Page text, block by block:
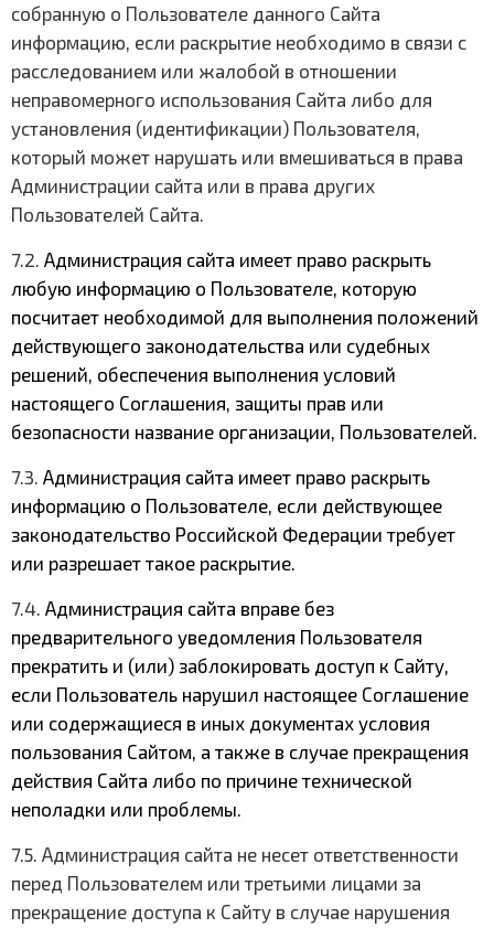
собранную о Пользователе данного Сайта
информацию, если раскрытие необходимо в связи с
расследованием или жалобой в отношении
неправомерного использования Сайта либо для
установления (идентификации) Пользователя,
который может нарушать или вмешиваться в права
Администрации сайта или в права других
Пользователей Сайта.
7.2. Администрация сайта имеет право раскрыть
любую информацию о Пользователе, которую
посчитает необходимой для выполнения положений
действующего законодательства или судебных
решений, обеспечения выполнения условий
настоящего Соглашения, защиты прав или
безопасности название организации, Пользователей.
7.3. Администрация сайта имеет право раскрыть
информацию о Пользователе, если действующее
законодательство Российской Федерации требует
или разрешает такое раскрытие.
7.4. Администрация сайта вправе без
предварительного уведомления Пользователя
прекратить и (или) заблокировать доступ к Сайту,
если Пользователь нарушил настоящее Соглашение
или содержащиеся в иных документах условия
пользования Сайтом, а также в случае прекращения
действия Сайта либо по причине технической
неполадки или проблемы.
7.5. Администрация сайта не несет ответственности
перед Пользователем или третьими лицами за
прекращение доступа к Сайту в случае нарушения